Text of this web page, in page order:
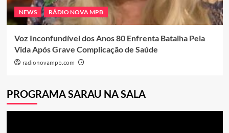
NEWS RÁDIO NOVA MPB
Voz Inconfundível dos Anos 80 Enfrenta Batalha Pela
Vida Após Grave Complicação de Saúde
radionovampb.com
PROGRAMA SARAU NA SALA